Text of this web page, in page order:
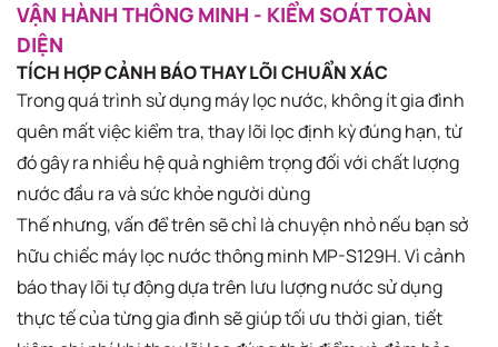
VẬN HÀNH THÔNG MINH - KIỂM SOÁT TOÀN
DIỆN
TÍCH HỢP CẢNH BÁO THAY LÕI CHUẨN XÁC
Trong quá trình sử dụng máy lọc nước, không ít gia đình
quên mất việc kiểm tra, thay lõi lọc định kỳ đúng hạn, từ
đó gây ra nhiều hệ quả nghiêm trọng đối với chất lượng
nước đầu ra và sức khỏe người dùng
Thế nhưng, vấn để trên sẽ chỉ là chuyện nhỏ nếu bạn sở
hữu chiếc máy lọc nước thông minh MP-S129H. Vì cảnh
báo thay lõi tự động dựa trên lưu lượng nước sử dụng
thực tế của từng gia đình sẽ giúp tối ưu thời gian, tiết